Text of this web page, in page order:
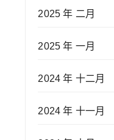
2025 年 二月
2025 年 一月
2024 年 十二月
2024 年 十一月